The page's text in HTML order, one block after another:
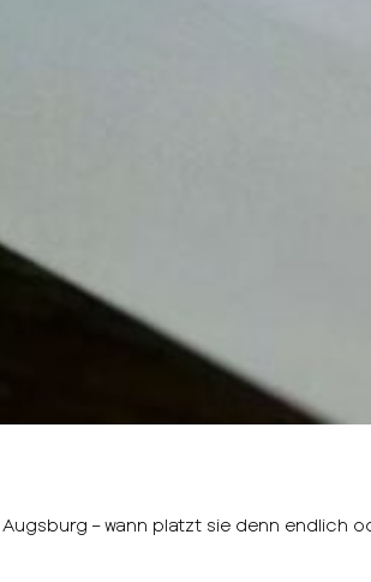
– wann platzt sie denn endlich